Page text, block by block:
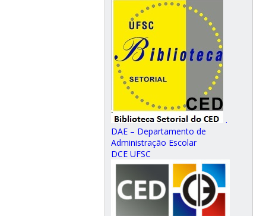
.
DAE – Departamento de
Administração Escolar
DCE UFSC